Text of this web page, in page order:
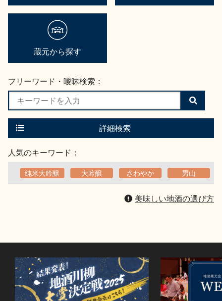
蔵元から探す
フリーワード・曖昧検索：
検
索
す
詳細検索
人気のキーワード：
純米大吟醸 大吟醸 さわやか 男山
美味しい地酒の選び方